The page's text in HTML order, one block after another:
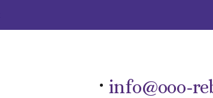
info@ooo-